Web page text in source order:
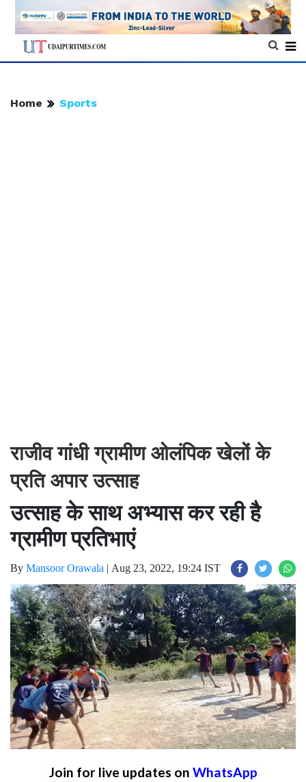
Home Sports
राजीव गांधी ग्रामीण ओलंपिक खेलों के
प्रति अपार उत्साह
उत्साह के साथ अभ्यास कर रही है
ग्रामीण प्रतिभाएं
By Mansoor Orawala | Aug 23, 2022, 19:24 IST
Join for live updates on WhatsApp